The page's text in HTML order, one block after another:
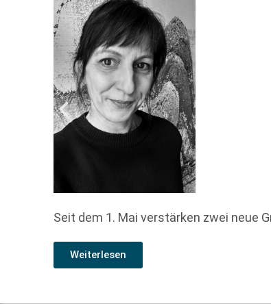
Seit dem 1. Mai verstärken zwei neue
Weiterlesen